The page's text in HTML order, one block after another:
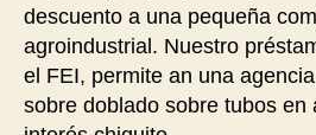
descuento a una pequeña
agroindustrial. Nuestro
el FEI, permite an una
sobre doblado sobre tubos en